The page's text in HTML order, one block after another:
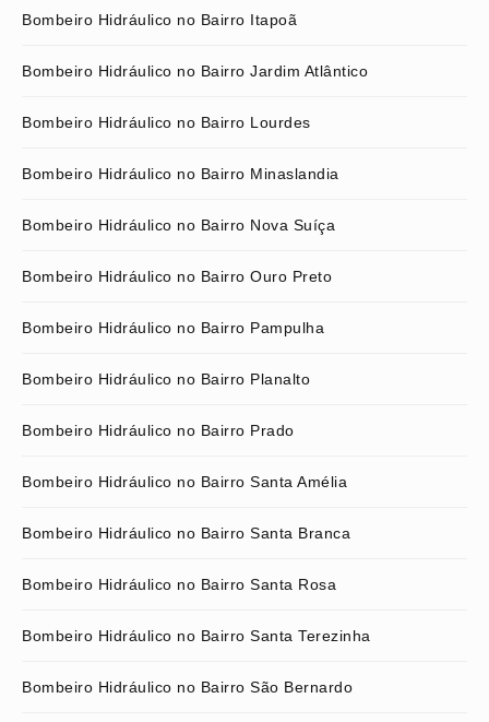
Bombeiro Hidráulico no Bairro Itapoã
Bombeiro Hidráulico no Bairro Jardim Atlântico
Bombeiro Hidráulico no Bairro Lourdes
Bombeiro Hidráulico no Bairro Minaslandia
Bombeiro Hidráulico no Bairro Nova Suíça
Bombeiro Hidráulico no Bairro Ouro Preto
Bombeiro Hidráulico no Bairro Pampulha
Bombeiro Hidráulico no Bairro Planalto
Bombeiro Hidráulico no Bairro Prado
Bombeiro Hidráulico no Bairro Santa Amélia
Bombeiro Hidráulico no Bairro Santa Branca
Bombeiro Hidráulico no Bairro Santa Rosa
Bombeiro Hidráulico no Bairro Santa Terezinha
Bombeiro Hidráulico no Bairro São Bernardo